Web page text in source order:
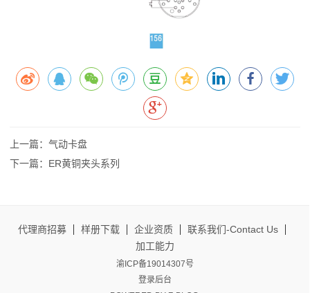
上一篇：气动卡盘
下一篇：ER黄铜夹头系列
代理商招募 样册下载 企业资质
联系我们-Contact Us
加工能力
渝ICP备19014307号
登录后台